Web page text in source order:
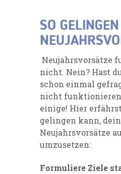
SO GELINGEN
Neujahrsvorsätze
nicht. Nein? Hast
schon einmal
nicht
einige! Hier
gelingen kann,
Neujahrsvorsätze
umzusetzen:
Formuliere Ziele